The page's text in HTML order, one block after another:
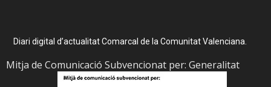
Diari digital d’actualitat Comarcal de la Comunitat Valenciana.
Mitja de Comunicació Subvencionat per: Generalitat